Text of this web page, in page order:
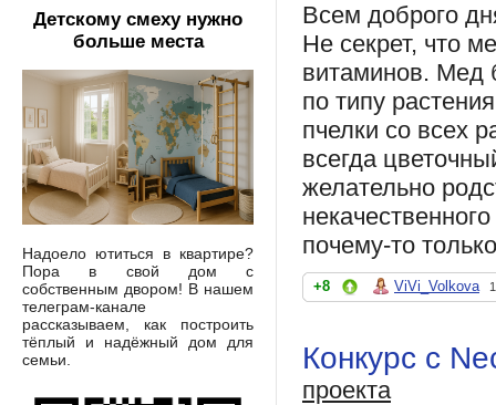
Всем доброго
Не секрет, что
витаминов. Мед
по типу
пчелки со всех
всегда
желательно
почему-то
+8 ViVi_Volkova
Конкурс с
проекта
Детскому смеху нужно
больше места
Надоело ютиться в квартире?
Пора в свой дом с
собственным двором! В нашем
телеграм-канале
рассказываем, как построить
тёплый и надёжный дом для
семьи.